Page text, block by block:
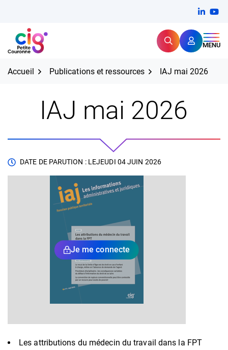
contenu
CIG Petite Couronne RechercherMENU
Expertise et proximité pour
Accueil Publications et ressources IAJ mai 2026
IAJ mai 2026
DATE DE PARUTION : LEJEUDI 04 JUIN 2026
Je me connecte
Les attributions du médecin du travail dans la FPT